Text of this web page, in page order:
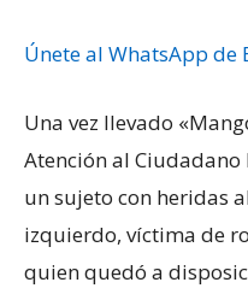
Únete al WhatsApp de
Una vez llevado
Atención al Ciudadano
un sujeto con heridas
izquierdo, víctima de
quien quedó a